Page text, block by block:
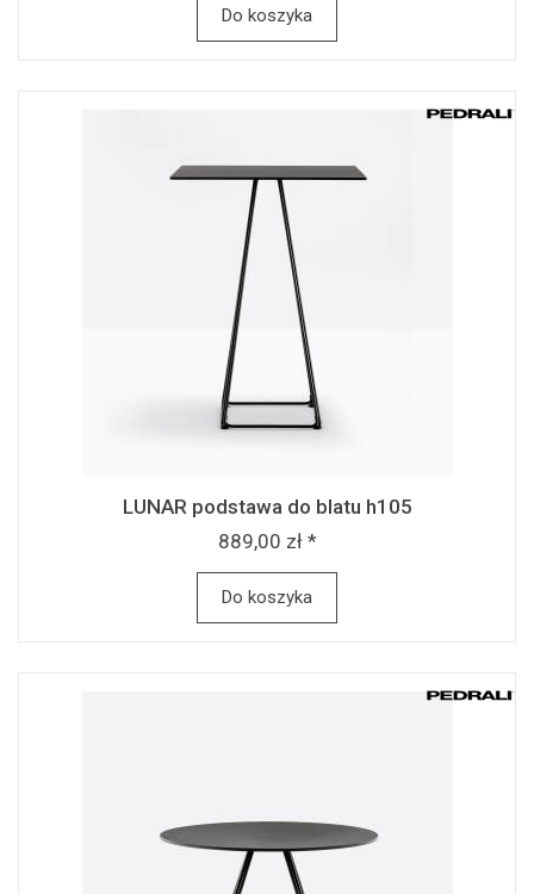
Do koszyka
LUNAR podstawa do blatu h105
889,00 zł *
Do koszyka